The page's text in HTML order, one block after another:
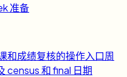
准备
和成绩复核的操作入口周
census 和 final 日期